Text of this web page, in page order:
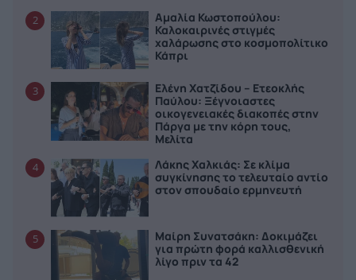
2
Αμαλία Κωστοπούλου:
Καλοκαιρινές στιγμές
χαλάρωσης στο κοσμοπολίτικο
Κάπρι
3
Ελένη Χατζίδου – Ετεοκλής
Παύλου: Ξέγνοιαστες
οικογενειακές διακοπές στην
Πάργα με την κόρη τους,
Μελίτα
4
Λάκης Χαλκιάς: Σε κλίμα
συγκίνησης το τελευταίο αντίο
στον σπουδαίο ερμηνευτή
5
Μαίρη Συνατσάκη: Δοκιμάζει
για πρώτη φορά καλλισθενική
λίγο πριν τα 42